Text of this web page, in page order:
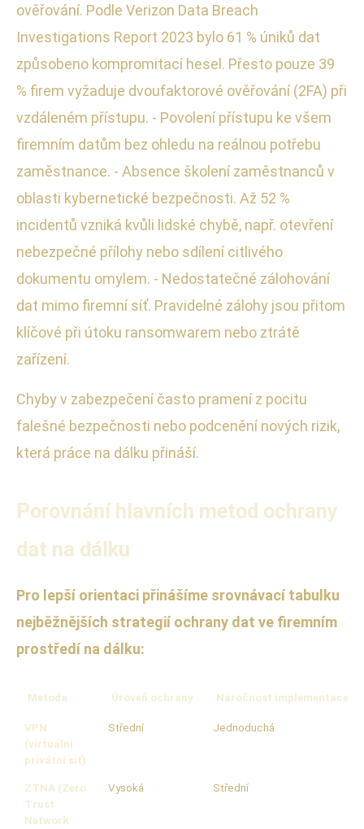
ověřování. Podle Verizon Data Breach
Investigations Report 2023 bylo 61 % úniků dat
způsobeno kompromitací hesel. Přesto pouze 39
% firem vyžaduje dvoufaktorové ověřování (2FA) při
vzdáleném přístupu. - Povolení přístupu ke všem
firemním datům bez ohledu na reálnou potřebu
zaměstnance. - Absence školení zaměstnanců v
oblasti kybernetické bezpečnosti. Až 52 %
incidentů vzniká kvůli lidské chybě, např. otevření
nebezpečné přílohy nebo sdílení citlivého
dokumentu omylem. - Nedostatečné zálohování
dat mimo firemní síť. Pravidelné zálohy jsou přitom
klíčové při útoku ransomwarem nebo ztrátě
zařízení.
Chyby v zabezpečení často pramení z pocitu
falešné bezpečnosti nebo podcenění nových rizik,
která práce na dálku přináší.
Porovnání hlavních metod ochrany
dat na dálku
Pro lepší orientaci přinášíme srovnávací tabulku
nejběžnějších strategií ochrany dat ve firemním
prostředí na dálku:
Metoda Úroveň ochrany Náročnost implementace
VPN
(virtuální
privátní síť)
Střední Jednoduchá
ZTNA (Zero
Trust
Network
Vysoká Střední